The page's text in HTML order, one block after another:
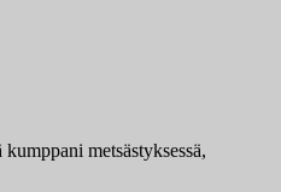
metsästyksessä,